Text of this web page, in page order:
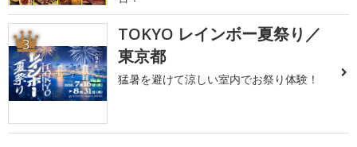
3
TOKYO レインボー夏祭り／
東京都
猛暑を避けて涼しい室内でお祭り体験！